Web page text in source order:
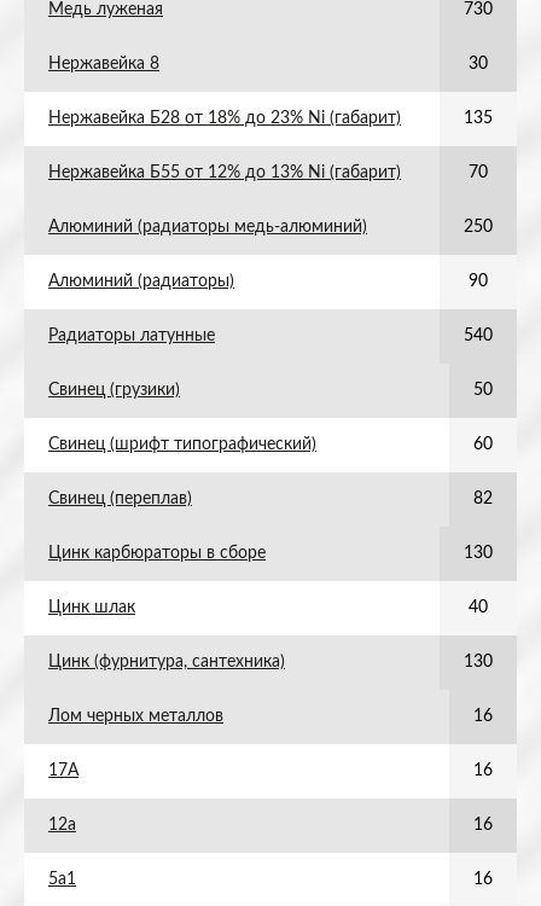
Медь луженая 730
Нержавейка 8 30
Нержавейка Б28 от 18% до 23% Ni (габарит) 135
Нержавейка Б55 от 12% до 13% Ni (габарит) 70
Алюминий (радиаторы медь-алюминий) 250
Алюминий (радиаторы) 90
Радиаторы латунные 540
Свинец (грузики) 50
Свинец (шрифт типографический) 60
Свинец (переплав) 82
Цинк карбюраторы в сборе 130
Цинк шлак 40
Цинк (фурнитура, сантехника) 130
Лом черных металлов 16
17А 16
12а 16
5а1 16